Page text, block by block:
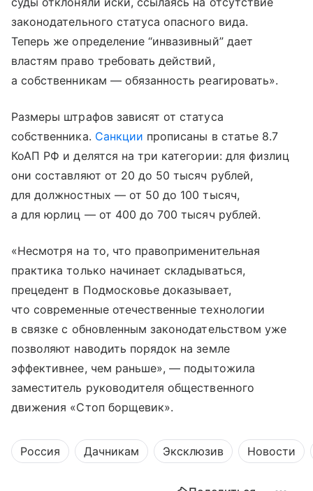
законодательного статуса опасного вида.
Теперь же определение “инвазивный” дает
властям право требовать действий,
а собственникам — обязанность реагировать».
Размеры штрафов зависят от статуса
собственника. Санкции прописаны в статье 8.7
КоАП РФ и делятся на три категории: для физлиц
они составляют от 20 до 50 тысяч рублей,
для должностных — от 50 до 100 тысяч,
а для юрлиц — от 400 до 700 тысяч рублей.
«Несмотря на то, что правоприменительная
практика только начинает складываться,
прецедент в Подмосковье доказывает,
что современные отечественные технологии
в связке с обновленным законодательством уже
позволяют наводить порядок на земле
эффективнее, чем раньше», — подытожила
заместитель руководителя общественного
движения «Стоп борщевик».
Россия Дачникам Эксклюзив Новости